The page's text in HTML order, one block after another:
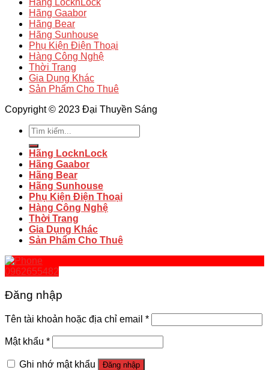
Hãng LocknLock
Hãng Gaabor
Hãng Bear
Hãng Sunhouse
Phụ Kiện Điện Thoại
Hàng Công Nghệ
Thời Trang
Gia Dụng Khác
Sản Phẩm Cho Thuê
Copyright © 2023 Đại Thuyền Sáng
Tìm
kiếm:
Hãng LocknLock
Hãng Gaabor
Hãng Bear
Hãng Sunhouse
Phụ Kiện Điện Thoại
Hàng Công Nghệ
Thời Trang
Gia Dụng Khác
Sản Phẩm Cho Thuê
0962655482
Đăng nhập
Tên tài khoản hoặc địa chỉ email *
Mật khẩu *
Ghi nhớ mật khẩu Đăng nhập